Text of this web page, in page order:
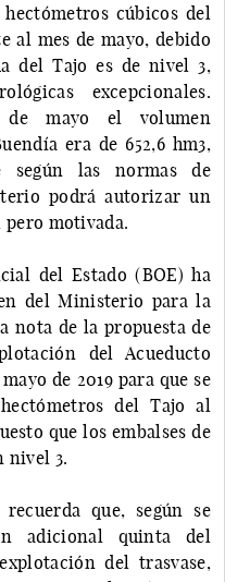
cúbicos del
al mes de mayo, debido
del Tajo es de nivel 3,
excepcionales.
de mayo el volumen
era de 652,6 hm3,
las normas de
podrá autorizar un
motivada.
del Estado (BOE) ha
del Ministerio para la
nota de la propuesta de
del Acueducto
de 2019 para que se
del Tajo al
que los embalses de
nivel 3.
que, según se
adicional quinta del
del trasvase,